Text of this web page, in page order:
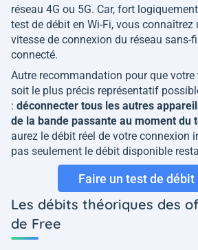
réseau 4G ou 5G. Car, fort
test de débit en Wi-Fi, vous connaîtrez
vitesse de connexion du réseau sans-
connecté.
Autre recommandation pour que votre
soit le plus précis représentatif
: déconnecter tous les autres
de la bande passante au moment du
aurez le débit réel de votre connexion
pas seulement le débit disponible
Faire un test de débit
Les débits théoriques des
de Free